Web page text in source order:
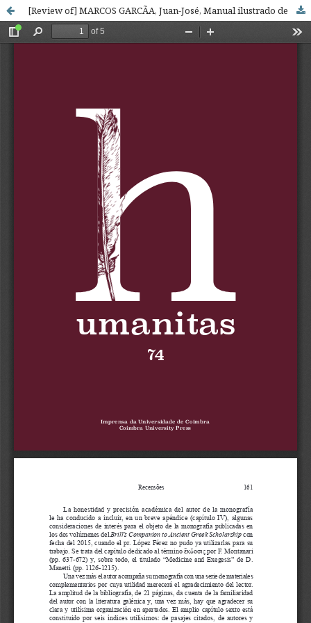
[Review of] MARCOS GARCÃA, Juan-José, Manual ilustrado de paleografía griega, Madrid, Clásicos Dyckinson, 2016, 558 pp. ISBN: 978-84-9148-007-5.